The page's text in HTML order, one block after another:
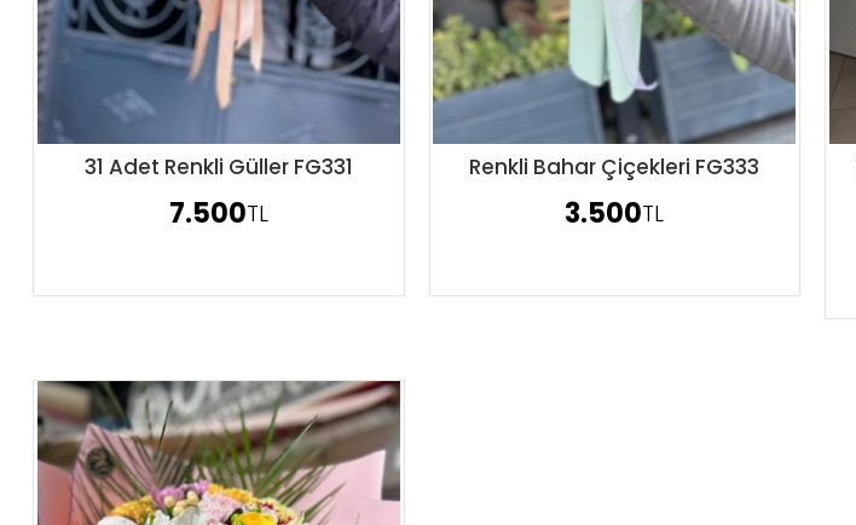
Sipariş Ver
31 Adet Renkli Güller FG331
7.500TL
Sipariş Ver
Renkli Bahar Çiçekleri FG333
3.500TL